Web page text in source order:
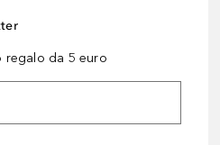
regalo da 5 euro